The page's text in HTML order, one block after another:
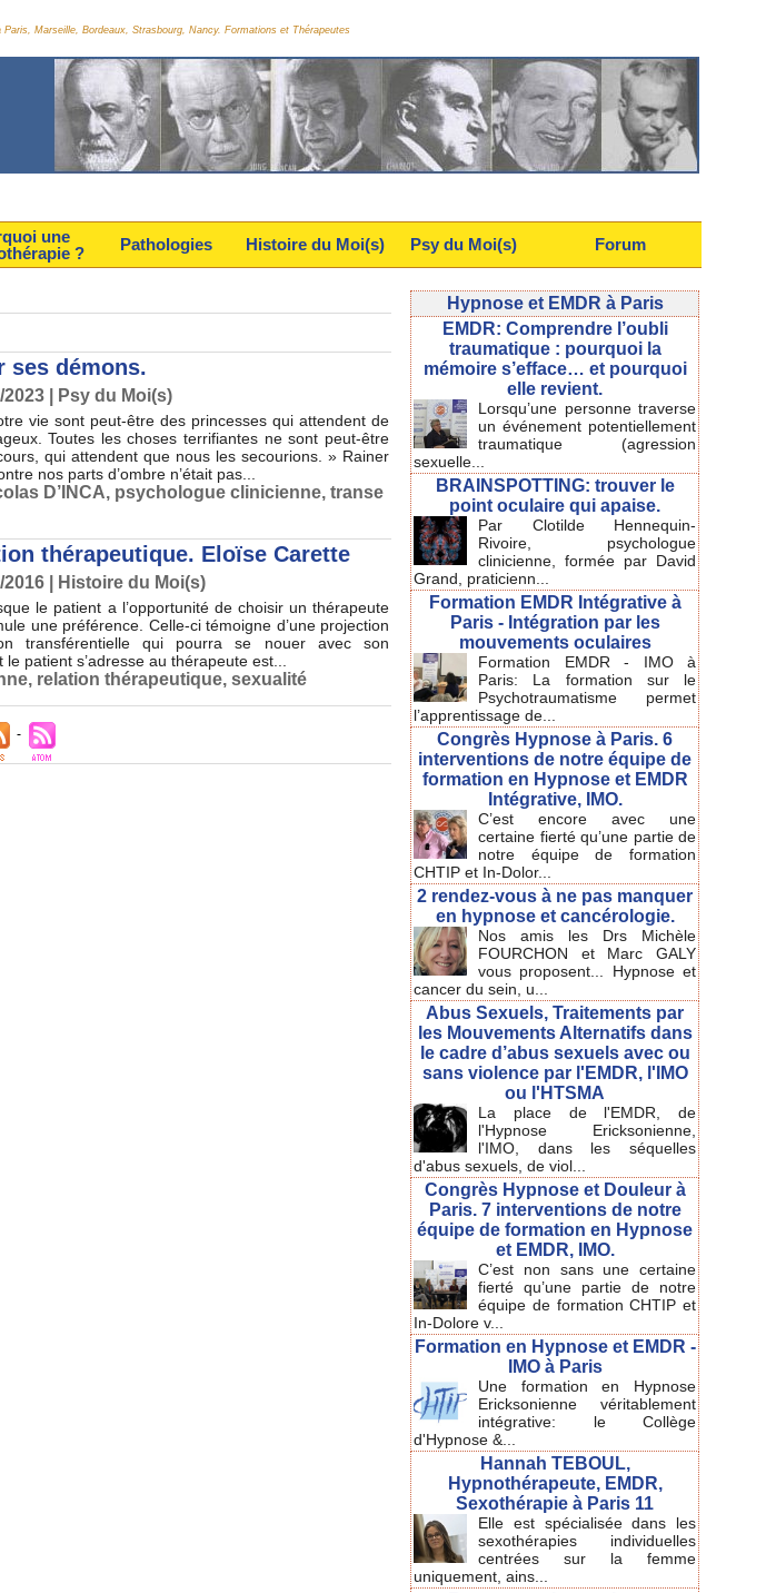
Marseille, Bordeaux, Strasbourg, Nancy. Formations et Thérapeutes
une
?
Pathologies Histoire du Moi(s) Psy du Moi(s) Forum
ses démons.
2023 Psy du Moi(s)
vie sont peut-être des princesses qui attendent de
Toutes les choses terrifiantes ne sont peut-être
qui attendent que nous les secourions. » Rainer
nos parts d’ombre n’était pas...
D’INCA, psychologue clinicienne, transe
thérapeutique. Eloïse Carette
2016 Histoire du Moi(s)
le patient a l’opportunité de choisir un thérapeute
une préférence. Celle-ci témoigne d’une projection
transférentielle qui pourra se nouer avec son
patient s’adresse au thérapeute est...
, relation thérapeutique, sexualité
Hypnose et EMDR à Paris
EMDR: Comprendre l’oubli
traumatique : pourquoi la
mémoire s’efface… et pourquoi
elle revient.
Lorsqu’une personne traverse
un événement potentiellement
traumatique (agression
sexuelle...
BRAINSPOTTING: trouver le
point oculaire qui apaise.
Par Clotilde Hennequin-
Rivoire, psychologue
clinicienne, formée par David
Grand, praticienn...
Formation EMDR Intégrative à
Paris - Intégration par les
mouvements oculaires
Formation EMDR - IMO à
Paris: La formation sur le
Psychotraumatisme permet
l’apprentissage de...
Congrès Hypnose à Paris. 6
interventions de notre équipe de
formation en Hypnose et EMDR
Intégrative, IMO.
C’est encore avec une
certaine fierté qu’une partie de
notre équipe de formation
CHTIP et In-Dolor...
2 rendez-vous à ne pas manquer
en hypnose et cancérologie.
Nos amis les Drs Michèle
FOURCHON et Marc GALY
vous proposent... Hypnose et
cancer du sein, u...
Abus Sexuels, Traitements par
les Mouvements Alternatifs dans
le cadre d’abus sexuels avec ou
sans violence par l'EMDR, l'IMO
ou l'HTSMA
La place de l'EMDR, de
l'Hypnose Ericksonienne,
l'IMO, dans les séquelles
d'abus sexuels, de viol...
Congrès Hypnose et Douleur à
Paris. 7 interventions de notre
équipe de formation en Hypnose
et EMDR, IMO.
C’est non sans une certaine
fierté qu’une partie de notre
équipe de formation CHTIP et
In-Dolore v...
Formation en Hypnose et EMDR -
IMO à Paris
Une formation en Hypnose
Ericksonienne véritablement
intégrative: le Collège
d'Hypnose &...
Hannah TEBOUL,
Hypnothérapeute, EMDR,
Sexothérapie à Paris 11
Elle est spécialisée dans les
sexothérapies individuelles
centrées sur la femme
uniquement, ains...